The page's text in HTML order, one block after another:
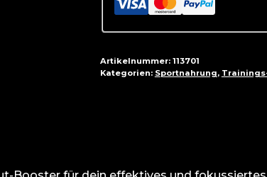
Artikelnummer: 113701
Kategorien: Sportnahrung,